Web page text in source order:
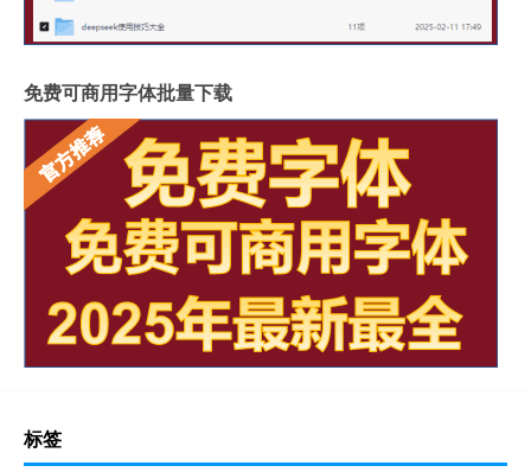
免费可商用字体批量下载
标签